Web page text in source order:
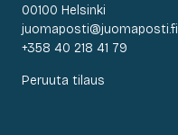
00100 Helsinki
juomaposti@juomaposti.fi
+358 40 218 41 79
Peruuta tilaus